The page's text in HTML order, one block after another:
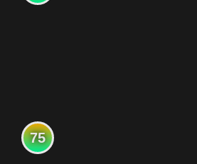
75